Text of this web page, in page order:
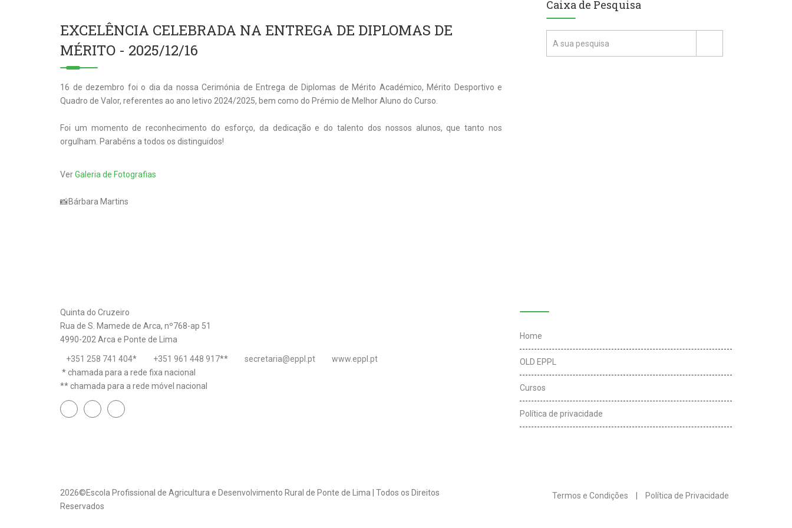
EXCELÊNCIA CELEBRADA NA ENTREGA DE DIPLOMAS DE
MÉRITO - 2025/12/16
16 de dezembro foi o dia da nossa Cerimónia de Entrega de Diplomas de Mérito Académico, Mérito Desportivo e
Quadro de Valor, referentes ao ano letivo 2024/2025, bem como do Prémio de Melhor Aluno do Curso.
Foi um momento de reconhecimento do esforço, da dedicação e do talento dos nossos alunos, que tanto nos
orgulham. Parabéns a todos os distinguidos!
VerGaleria de Fotografias
📸Bárbara Martins
Caixa de Pesquisa
Quinta do Cruzeiro
Rua de S. Mamede de Arca, nº768-ap 51
4990-202 Arca e Ponte de Lima
+351 258 741 404* +351 961 448 917** secretaria@eppl.pt
www.eppl.pt
* chamada para a rede fixa nacional
** chamada para a rede móvel nacional
Home
OLD EPPL
Cursos
Política de privacidade
2026©Escola Profissional de Agricultura e Desenvolvimento Rural de Ponte de Lima | Todos os Direitos
Reservados
Termos e Condições Política de Privacidade